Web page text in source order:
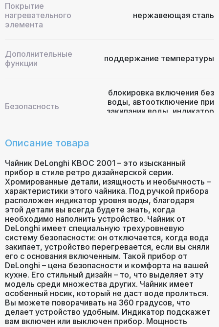
Покрытие
нагревательного
элемента
нержавеющая сталь
Дополнительные
функции
поддержание температуры
Безопасность
блокировка включения без
воды, автоотключение при
закипании воды индикатор
Описание товара
Чайник DeLonghi KBOC 2001 – это изысканный
прибор в стиле ретро дизайнерской серии.
Хромированные детали, изящность и необычность –
характеристики этого чайника. Под ручкой прибора
расположен индикатор уровня воды, благодаря
этой детали вы всегда будете знать, когда
необходимо наполнить устройство. Чайник от
DeLonghi имеет специальную трехуровневую
систему безопасности: он отключается, когда вода
закипает, устройство перегревается, если вы сняли
его с основания включенным. Такой прибор от
DeLonghi – цена безопасности и комфорта на вашей
кухне. Его стильный дизайн – то, что выделяет эту
модель среди множества других. Чайник имеет
особенный носик, который не даст воде пролиться.
Вы можете поворачивать на 360 градусов, что
делает устройство удобным. Индикатор подскажет
вам включен или выключен прибор. Мощность